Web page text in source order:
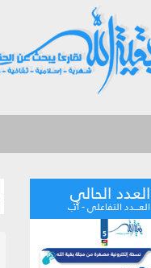
العدد الحالي
العـــدد التفاعلي - آب